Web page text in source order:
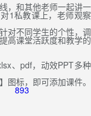
，和其他老师一起讲一
1私教课上，老师观察
对不同学生的个性，调
高课堂活跃度和教学的
、pdf，动效PPT多种
图标，即可添加课件。